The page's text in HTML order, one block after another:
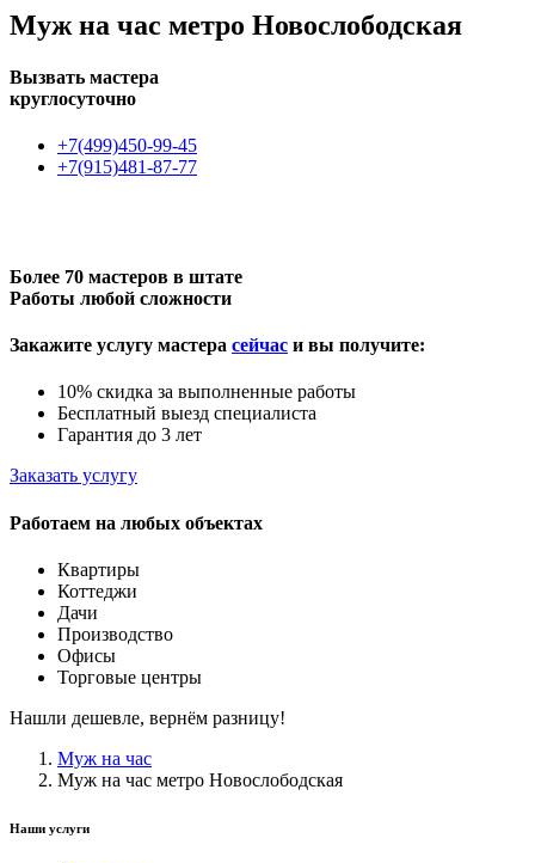
Муж на час метро Новослободская
Вызвать мастера
круглосуточно
+7(499)450-99-45
+7(915)481-87-77
Более 70 мастеров в штате
Работы любой сложности
Закажите услугу мастера сейчас и вы получите:
10% скидка за выполненные работы
Бесплатный выезд специалиста
Гарантия до 3 лет
Заказать услугу
Работаем на любых объектах
Квартиры
Коттеджи
Дачи
Производство
Офисы
Торговые центры
Нашли дешевле, вернём разницу!
Муж на час
Муж на час метро Новослободская
Наши услуги